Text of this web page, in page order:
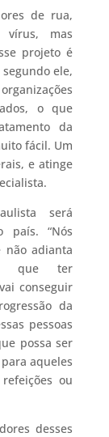
de rua,
vírus, mas
projeto é
ele,
o que
da
fácil. Um
e atinge
será
país. “Nós
não adianta
que ter
conseguir
da
pessoas
possa ser
aqueles
ou
desses